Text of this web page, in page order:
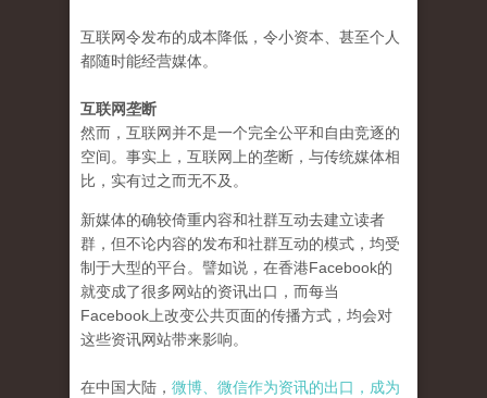
互联网令发布的成本降低，令小资本、甚至个人
都随时能经营媒体。
互联网垄断
然而，互联网并不是一个完全公平和自由竞逐的
空间。事实上，互联网上的垄断，与传统媒体相
比，实有过之而无不及。
新媒体的确较倚重内容和社群互动去建立读者
群，但不论内容的发布和社群互动的模式，均受
制于大型的平台。譬如说，在香港Facebook的
就变成了很多网站的资讯出口，而每当
Facebook上改变公共页面的传播方式，均会对
这些资讯网站带来影响。
在中国大陆， 微博、微信作为资讯的出口，成为